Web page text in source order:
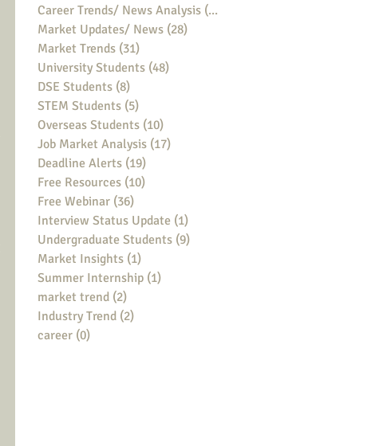
Career Trends/ News Analysis (148)
Market Updates/ News (28)
Market Trends (31)
University Students (48)
DSE Students (8)
STEM Students (5)
Overseas Students (10)
Job Market Analysis (17)
Deadline Alerts (19)
Free Resources (10)
Free Webinar (36)
Interview Status Update (1)
Undergraduate Students (9)
Market Insights (1)
Summer Internship (1)
market trend (2)
Industry Trend (2)
career (0)